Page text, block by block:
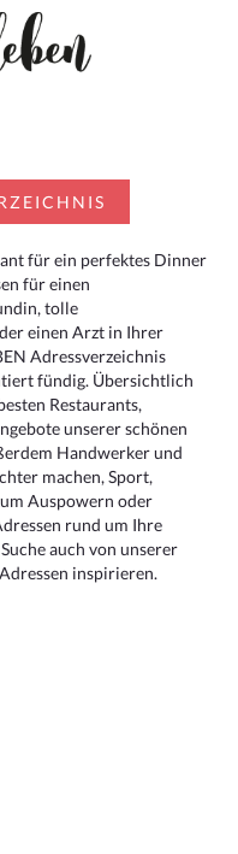
für ein perfektes Dinner
für einen
tolle
einen Arzt in Ihrer
Adressverzeichnis
fündig. Übersichtlich
Restaurants,
unserer schönen
Handwerker und
machen, Sport,
Auspowern oder
rund um Ihre
auch von unserer
inspirieren.